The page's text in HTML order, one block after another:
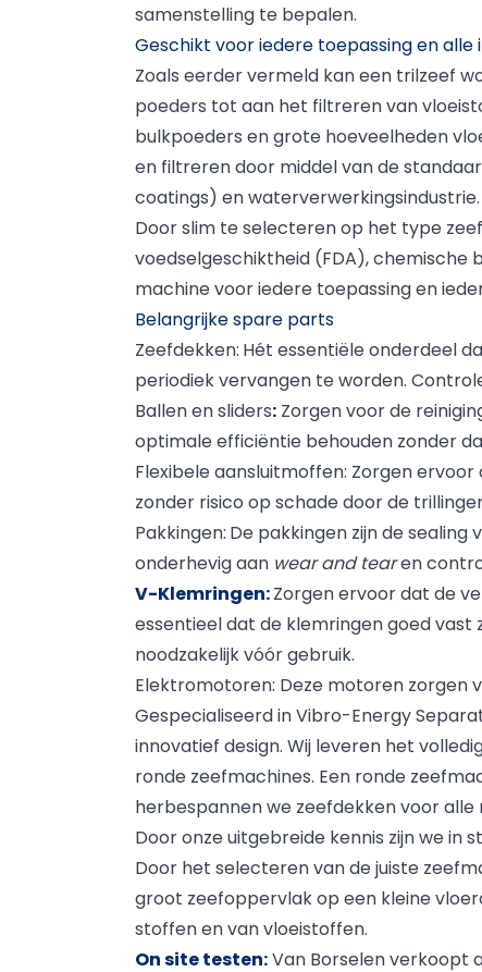
samenstelling te bepalen.
Geschikt voor iedere toepassing en alle
Zoals eerder vermeld kan een trilzeef
poeders tot aan het filtreren van
bulkpoeders en grote hoeveelheden
en filtreren door middel van de
coatings) en waterverwerkingsindustrie.
Door slim te selecteren op het type
voedselgeschiktheid (FDA), chemische
machine voor iedere toepassing en
Belangrijke spare parts
Zeefdekken: Hét essentiële onderdeel
periodiek vervangen te worden.
Ballen en sliders: Zorgen voor de
optimale efficiëntie behouden zonder
Flexibele aansluitmoffen: Zorgen ervoor
zonder risico op schade door de
Pakkingen: De pakkingen zijn de
onderhevig aan wear and tearen
V-Klemringen:Zorgen ervoor dat de
essentieel dat de klemringen goed
noodzakelijk vóór gebruik.
Elektromotoren: Deze motoren zorgen
Gespecialiseerd in Vibro-Energy
innovatief design. Wij leveren het
ronde zeefmachines. Een ronde
herbespannen we zeefdekken voor alle
Door onze uitgebreide kennis zijn we
Door het selecteren van de juiste
groot zeefoppervlak op een kleine
stoffen en van vloeistoffen.
On site testen:Van Borselen verkoopt